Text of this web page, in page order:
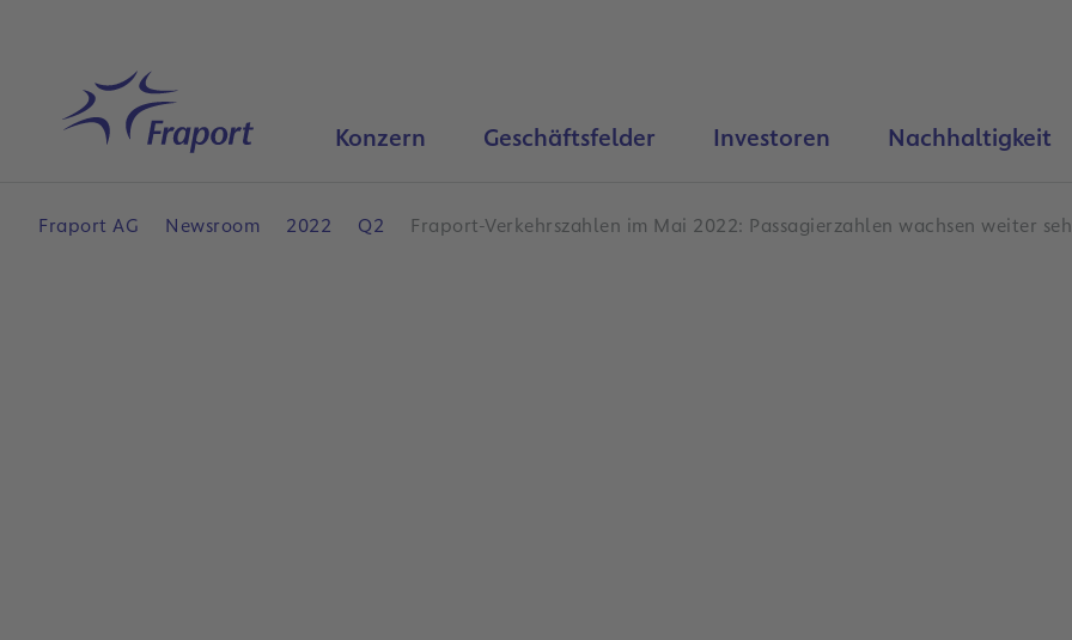
Startseite Konzern Geschäftsfelder Investoren Nachhaltigkeit
Fraport AG Newsroom 2022 Q2 Fraport-Verkehrszahlen im Mai 2022: Passagierzahlen wachsen weiter